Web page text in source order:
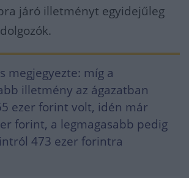
járó illetményt egyidejűleg
megjegyezte: míg a
illetmény az ágazatban
ezer forint volt, idén már
forint, a legmagasabb pedig
473 ezer forintra